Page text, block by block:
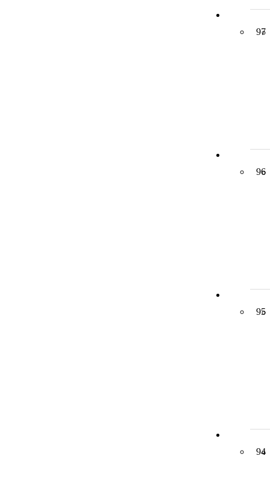
97
96
95
94